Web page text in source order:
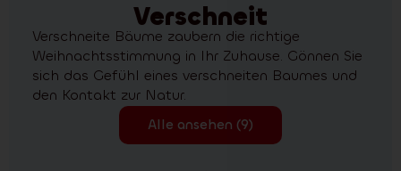
Verschneit
Verschneite Bäume zaubern die richtige
Weihnachtsstimmung in Ihr Zuhause. Gönnen Sie
sich das Gefühl eines verschneiten Baumes und
den Kontakt zur Natur.
Alle ansehen (9)